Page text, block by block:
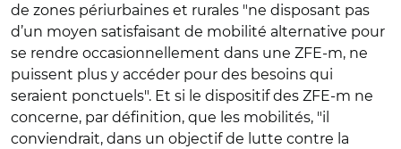
de zones périurbaines et rurales "ne disposant pas
d’un moyen satisfaisant de mobilité alternative pour
se rendre occasionnellement dans une ZFE-m, ne
puissent plus y accéder pour des besoins qui
seraient ponctuels". Et si le dispositif des ZFE-m ne
concerne, par définition, que les mobilités, "il
conviendrait, dans un objectif de lutte contre la